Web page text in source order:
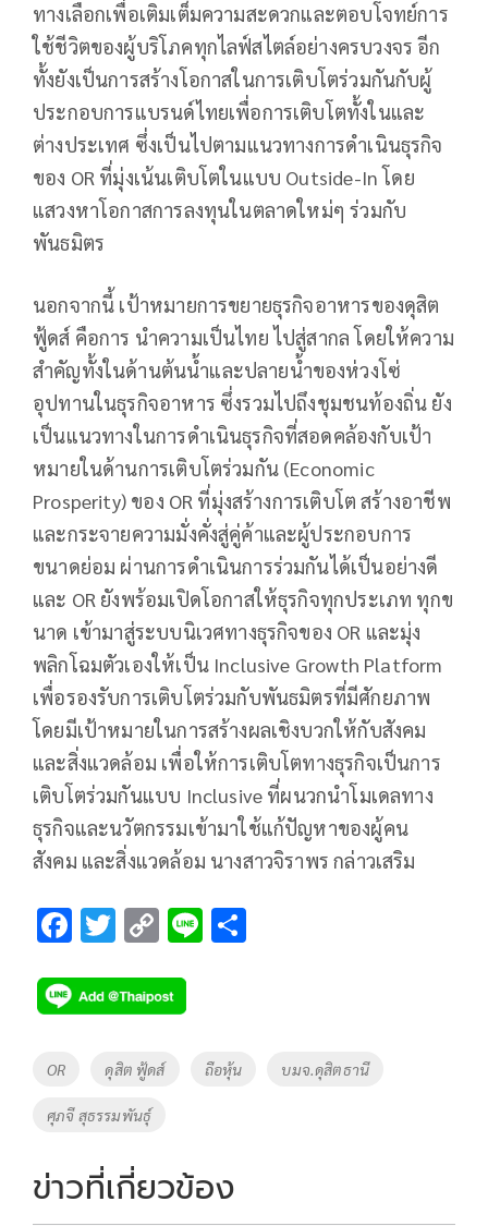
ทางเลือกเพื่อเติมเต็มความสะดวกและตอบโจทย์การ
ใช้ชีวิตของผู้บริโภคทุกไลฟ์สไตล์อย่างครบวงจร อีก
ทั้งยังเป็นการสร้างโอกาสในการเติบโตร่วมกันกับผู้
ประกอบการแบรนด์ไทยเพื่อการเติบโตทั้งในและ
ต่างประเทศ ซึ่งเป็นไปตามแนวทางการดำเนินธุรกิจ
ของ OR ที่มุ่งเน้นเติบโตในแบบ Outside-In โดย
แสวงหาโอกาสการลงทุนในตลาดใหม่ๆ ร่วมกับ
พันธมิตร
นอกจากนี้ เป้าหมายการขยายธุรกิจอาหารของดุสิต
ฟู้ดส์ คือการ นำความเป็นไทย ไปสู่สากล โดยให้ความ
สำคัญทั้งในด้านต้นน้ำและปลายน้ำของห่วงโซ่
อุปทานในธุรกิจอาหาร ซึ่งรวมไปถึงชุมชนท้องถิ่น ยัง
เป็นแนวทางในการดำเนินธุรกิจที่สอดคล้องกับเป้า
หมายในด้านการเติบโตร่วมกัน (Economic
Prosperity) ของ OR ที่มุ่งสร้างการเติบโต สร้างอาชีพ
และกระจายความมั่งคั่งสู่คู่ค้าและผู้ประกอบการ
ขนาดย่อม ผ่านการดำเนินการร่วมกันได้เป็นอย่างดี
และ OR ยังพร้อมเปิดโอกาสให้ธุรกิจทุกประเภท ทุกข
นาด เข้ามาสู่ระบบนิเวศทางธุรกิจของ OR และมุ่ง
พลิกโฉมตัวเองให้เป็น Inclusive Growth Platform
เพื่อรองรับการเติบโตร่วมกับพันธมิตรที่มีศักยภาพ
โดยมีเป้าหมายในการสร้างผลเชิงบวกให้กับสังคม
และสิ่งแวดล้อม เพื่อให้การเติบโตทางธุรกิจเป็นการ
เติบโตร่วมกันแบบ Inclusive ที่ผนวกนำโมเดลทาง
ธุรกิจและนวัตกรรมเข้ามาใช้แก้ปัญหาของผู้คน
สังคม และสิ่งแวดล้อม นางสาวจิราพร กล่าวเสริม
F
e
b
o
k
T
tt
er
C
p
y
Li
Li
Tags
OR ดุสิต ฟู้ดส์ ถือหุ้น บมจ.ดุสิตธานี
ศุภจี สุธรรมพันธุ์
ข่าวที่เกี่ยวข้อง